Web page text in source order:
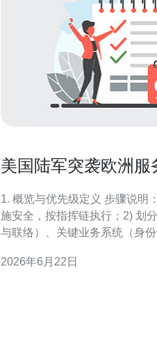
美国陆军突袭欧洲服
1. 概览与优先级定义 步骤说明
施安全，按指挥链执行；2) 划
与联络）、关键业务系统（身
（BC）计划并成立联合作战/恢
2026年6月22日